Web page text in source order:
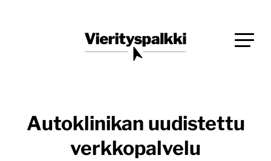
Vierityspalkki.fi
Autoklinikan uudistettu
verkkopalvelu